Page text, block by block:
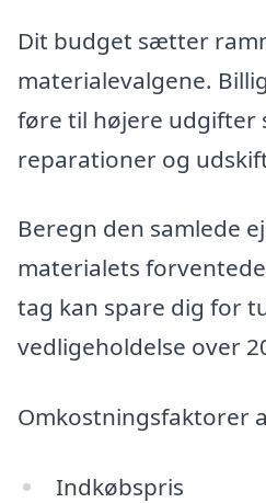
Dit budget sætter
materialevalgene.
føre til højere udgifter
reparationer og
Beregn den samlede
materialets
tag kan spare dig for
vedligeholdelse over
Omkostningsfaktorer
Indkøbspris